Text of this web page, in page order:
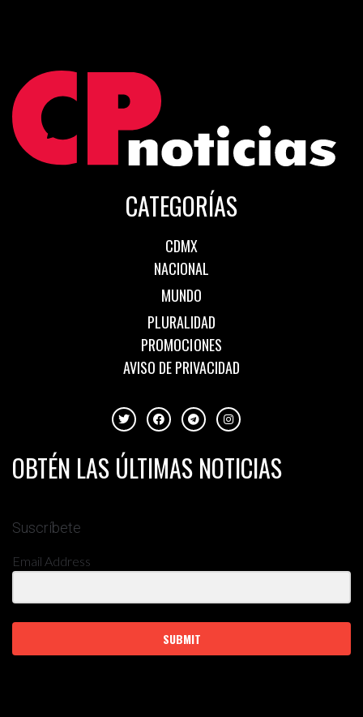
CATEGORÍAS
CDMX
NACIONAL
MUNDO
PLURALIDAD
PROMOCIONES
AVISO DE PRIVACIDAD
OBTÉN LAS ÚLTIMAS NOTICIAS
Suscríbete
Email Address
SUBMIT